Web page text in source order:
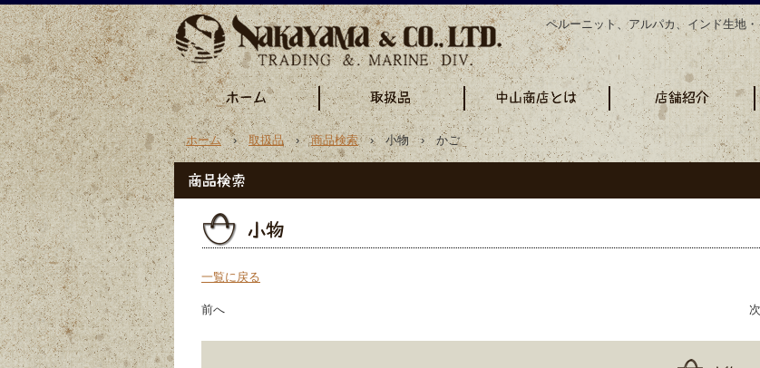
ペルーニット、アルパカ、インド生地
ホーム›取扱品›商品検索› 小物 › かご
一覧に戻る
前へ